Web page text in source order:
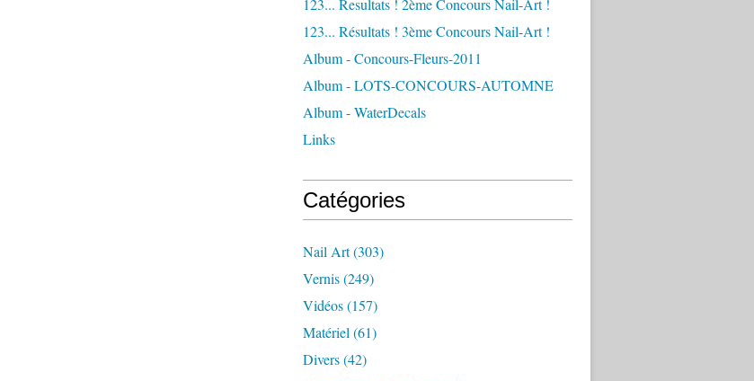
123... Resultats ! 2ème Concours Nail-Art !
123... Résultats ! 3ème Concours Nail-Art !
Album - Concours-Fleurs-2011
Album - LOTS-CONCOURS-AUTOMNE
Album - WaterDecals
Links
Catégories
Nail Art(303)
Vernis(249)
Vidéos(157)
Matériel (61)
Divers(42)